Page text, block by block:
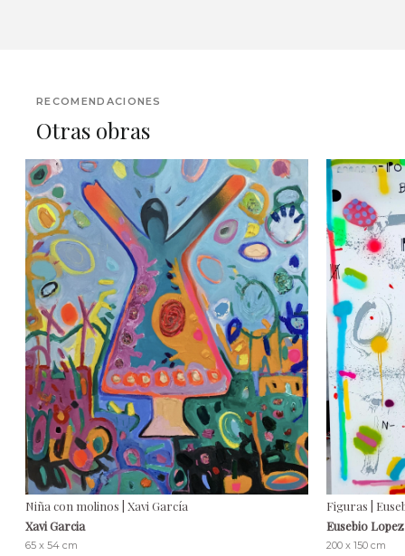
RECOMENDACIONES
Otras obras
Niña con molinos | Xavi García
Xavi Garcia
65 x 54 cm
Figuras |
Eusebio Lopez
200 x 150 cm